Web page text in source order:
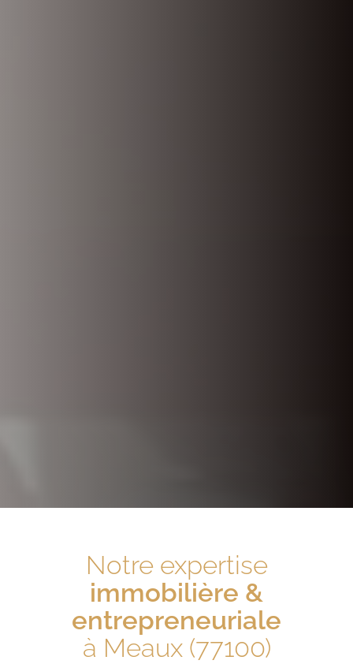
Notre expertise
immobilière &
entrepreneuriale
à Meaux (77100)